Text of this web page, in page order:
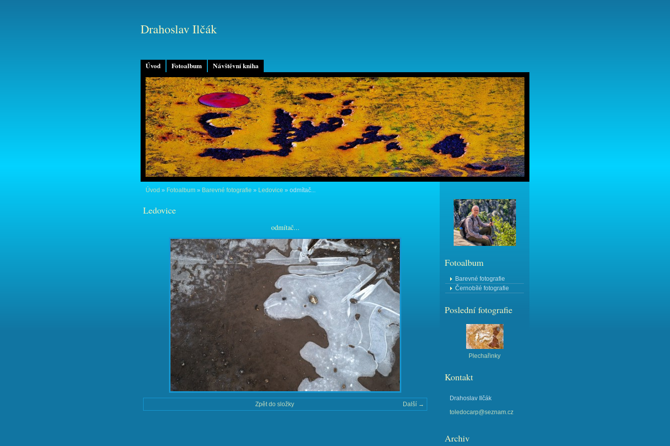
Úvod Fotoalbum Návštěvní kniha
Drahoslav Ilčák
Úvod » Fotoalbum » Barevné fotografie » Ledovice » odmítač...
Ledovice
odmítač...
Další →
Zpět do složky
Fotoalbum
Barevné fotografie
Černobílé fotografie
Poslední fotografie
Plechařinky
Kontakt
Drahoslav Ilčák
toledocarp@seznam.cz
Archiv